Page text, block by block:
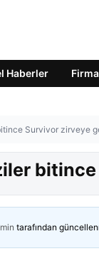
Haberler
Survivor zirveye
tarafından